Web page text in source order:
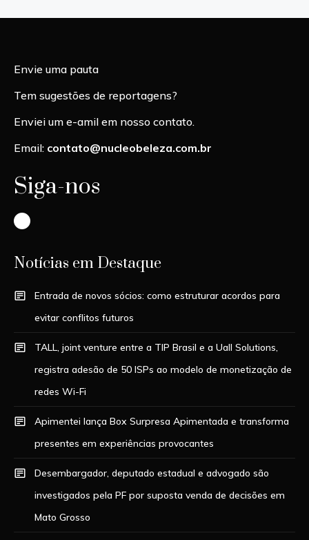
Envie uma pauta
Tem sugestões de reportagens?
Enviei um e-amil em nosso contato.
Email: contato@nucleobeleza.com.br
Siga-nos
Instagram
Notícias em Destaque
Entrada de novos sócios: como estruturar acordos para
evitar conflitos futuros
TALL, joint venture entre a TIP Brasil e a Uall Solutions,
registra adesão de 50 ISPs ao modelo de monetização de
redes Wi-Fi
Apimentei lança Box Surpresa Apimentada e transforma
presentes em experiências provocantes
Desembargador, deputado estadual e advogado são
investigados pela PF por suposta venda de decisões em
Mato Grosso